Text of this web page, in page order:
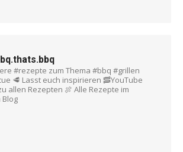
#rezepte zum Thema #bbq #grillen
🥩 Lasst euch inspirieren 🥓YouTube
allen Rezepten 🍖 Alle Rezepte im